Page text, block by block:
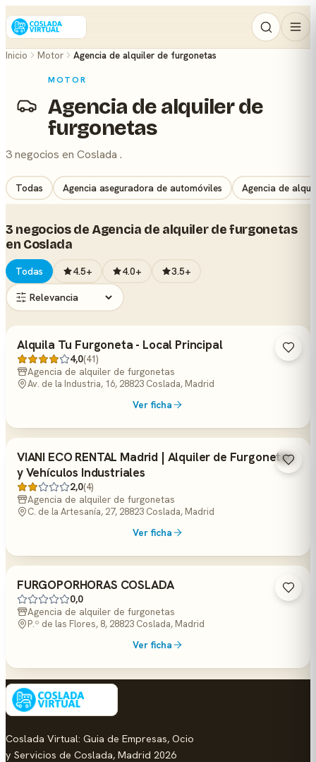
Inicio Motor Agencia de alquiler de furgonetas
MOTOR
Agencia de alquiler de
furgonetas
3 negocios en Coslada .
Todas Agencia aseguradora de automóviles Agencia de
3 negocios de Agencia de alquiler de furgonetas
en Coslada
Todas 4.5+ 4.0+ 3.5+
Alquila Tu Furgoneta - Local Principal
4,0(41)
Agencia de alquiler de furgonetas
Av. de la Industria, 16, 28823 Coslada, Madrid
Ver ficha
VIANI ECO RENTAL Madrid | Alquiler de Furgonetas
y Vehículos Industriales
2,0(4)
Agencia de alquiler de furgonetas
C. de la Artesanía, 27, 28823 Coslada, Madrid
Ver ficha
FURGOPORHORAS COSLADA
0,0
Agencia de alquiler de furgonetas
P.º de las Flores, 8, 28823 Coslada, Madrid
Ver ficha
Coslada Virtual: Guia de Empresas, Ocio
y Servicios de Coslada, Madrid 2026